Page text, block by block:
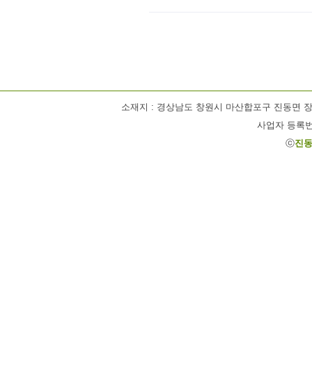
소재지 : 경상남도 창원시 마산합포구 진동면
사업자 등록
ⓒ진